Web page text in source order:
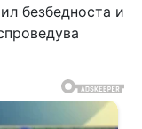
безбедноста и